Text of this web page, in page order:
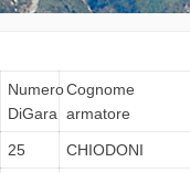
Numero
DiGara
Cognome
armatore
25 CHIODONI